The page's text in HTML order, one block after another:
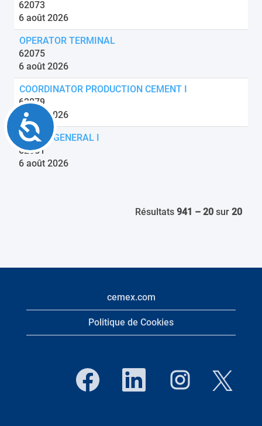
Accessibility
62073
6 août 2026
OPERATOR TERMINAL
62075
6 août 2026
COORDINATOR PRODUCTION CEMENT I
62079
6 août 2026
DRIVER GENERAL I
62081
6 août 2026
Résultats 941 – 20 sur 20
cemex.com
Politique de Cookies
S
o
S
o
o
S
o